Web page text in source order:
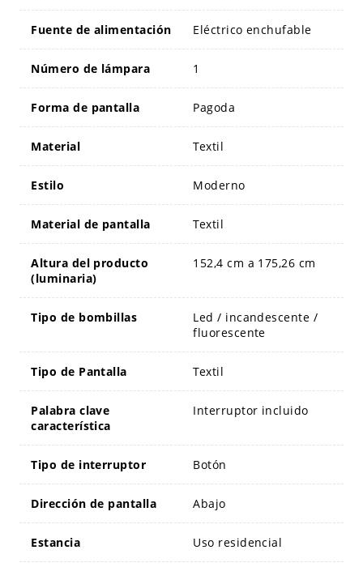
Fuente de alimentación Eléctrico enchufable
Número de lámpara 1
Forma de pantalla Pagoda
Material Textil
Estilo Moderno
Material de pantalla Textil
Altura del producto
(luminaria)
152,4 cm a 175,26 cm
Tipo de bombillas
Led / incandescente /
fluorescente
Tipo de Pantalla Textil
Palabra clave
característica
Interruptor incluido
Tipo de interruptor Botón
Dirección de pantalla Abajo
Estancia Uso residencial